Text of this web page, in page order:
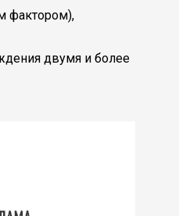
фактором),
двумя и более